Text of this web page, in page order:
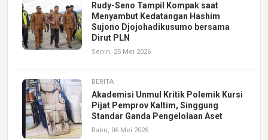
Rudy-Seno Tampil Kompak saat
Menyambut Kedatangan Hashim
Sujono Djojohadikusumo bersama
Dirut PLN
Senin, 25 Mei 2026
BERITA
Akademisi Unmul Kritik Polemik Kursi
Pijat Pemprov Kaltim, Singgung
Standar Ganda Pengelolaan Aset
Rabu, 06 Mei 2026